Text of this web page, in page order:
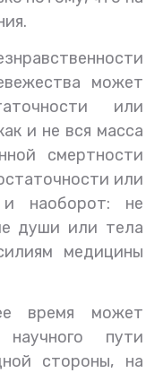
может
или
и не вся масса
смертности
или
наоборот: не
души или тела
медицины
время может
пути
стороны, на